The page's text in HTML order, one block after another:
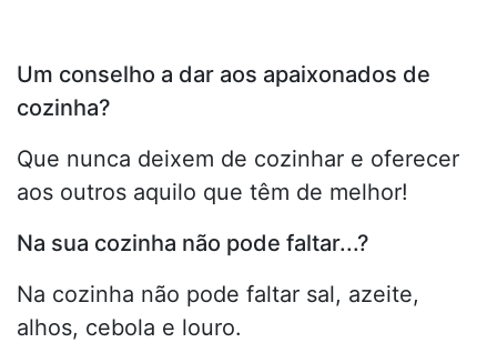
Um conselho a dar aos apaixonados de
cozinha?
Que nunca deixem de cozinhar e oferecer
aos outros aquilo que têm de melhor!
Na sua cozinha não pode faltar...?
Na cozinha não pode faltar sal, azeite,
alhos, cebola e louro.